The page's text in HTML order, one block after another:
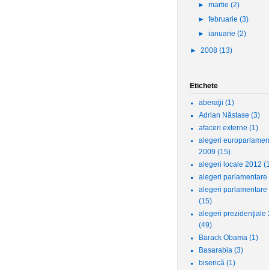
►martie(2)
►februarie(3)
►ianuarie(2)
► 2008 (13)
Etichete
aberaţii (1)
Adrian Năstase (3)
afaceri externe (1)
alegeri
2009 (15)
alegeri locale 2012
alegeri parlamentare
alegeri parlamentare
(15)
alegeri prezidenţiale
(49)
Barack Obama (1)
Basarabia (3)
biserică (1)